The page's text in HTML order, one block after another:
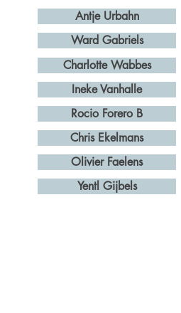
Antje Urbahn
Ward Gabriels
Charlotte Wabbes
Ineke Vanhalle
Rocio Forero B
Chris Ekelmans
Olivier Faelens
Yentl Gijbels